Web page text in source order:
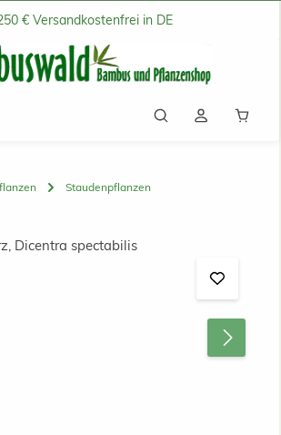
€ Versandkostenfrei in DE
Staudenpflanzen